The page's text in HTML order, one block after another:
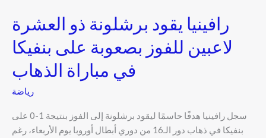
رافينيا يقود برشلونة ذو العشرة
لاعبين للفوز بصعوبة على بنفيكا
في مباراة الذهاب
رياضة
سجل رافينيا هدفًا حاسمًا ليقود برشلونة إلى الفوز بنتيجة 1-0 على
بنفيكا في ذهاب دور الـ16 من دوري أبطال أوروبا يوم الأربعاء، رغم
مباراة
الذهاب